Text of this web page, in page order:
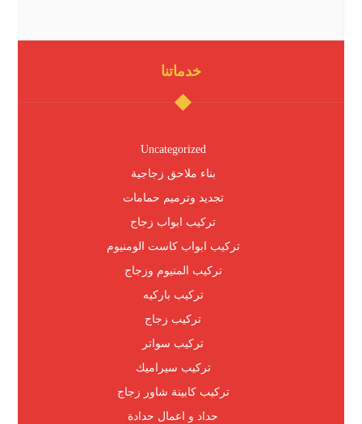
خدماتنا
Uncategorized
بناء ملاحق زجاجية
تجديد وترميم حمامات
تركيب ابواب زجاج
تركيب ابواب كاست الومنيوم
تركيب المنيوم وزجاج
تركيب باركيه
تركيب زجاج
تركيب سواتر
تركيب سيراميك
تركيب كابينة شاور زجاج
حداد و اعمال حدادة